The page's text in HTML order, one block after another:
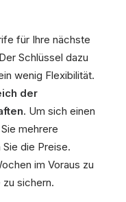
für Ihre nächste
Schlüssel dazu
wenig Flexibilität.
der
. Um sich einen
mehrere
die Preise.
im Voraus zu
sichern.